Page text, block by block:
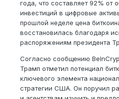
года, что составляет 92% от
инвестиций в цифровые
прошлой неделе цена
восстановилась благодаря
распоряжениям президента
Согласно сообщению
Трамп отметил потенциал
ключевого элемента
стратегии США. Он поручил